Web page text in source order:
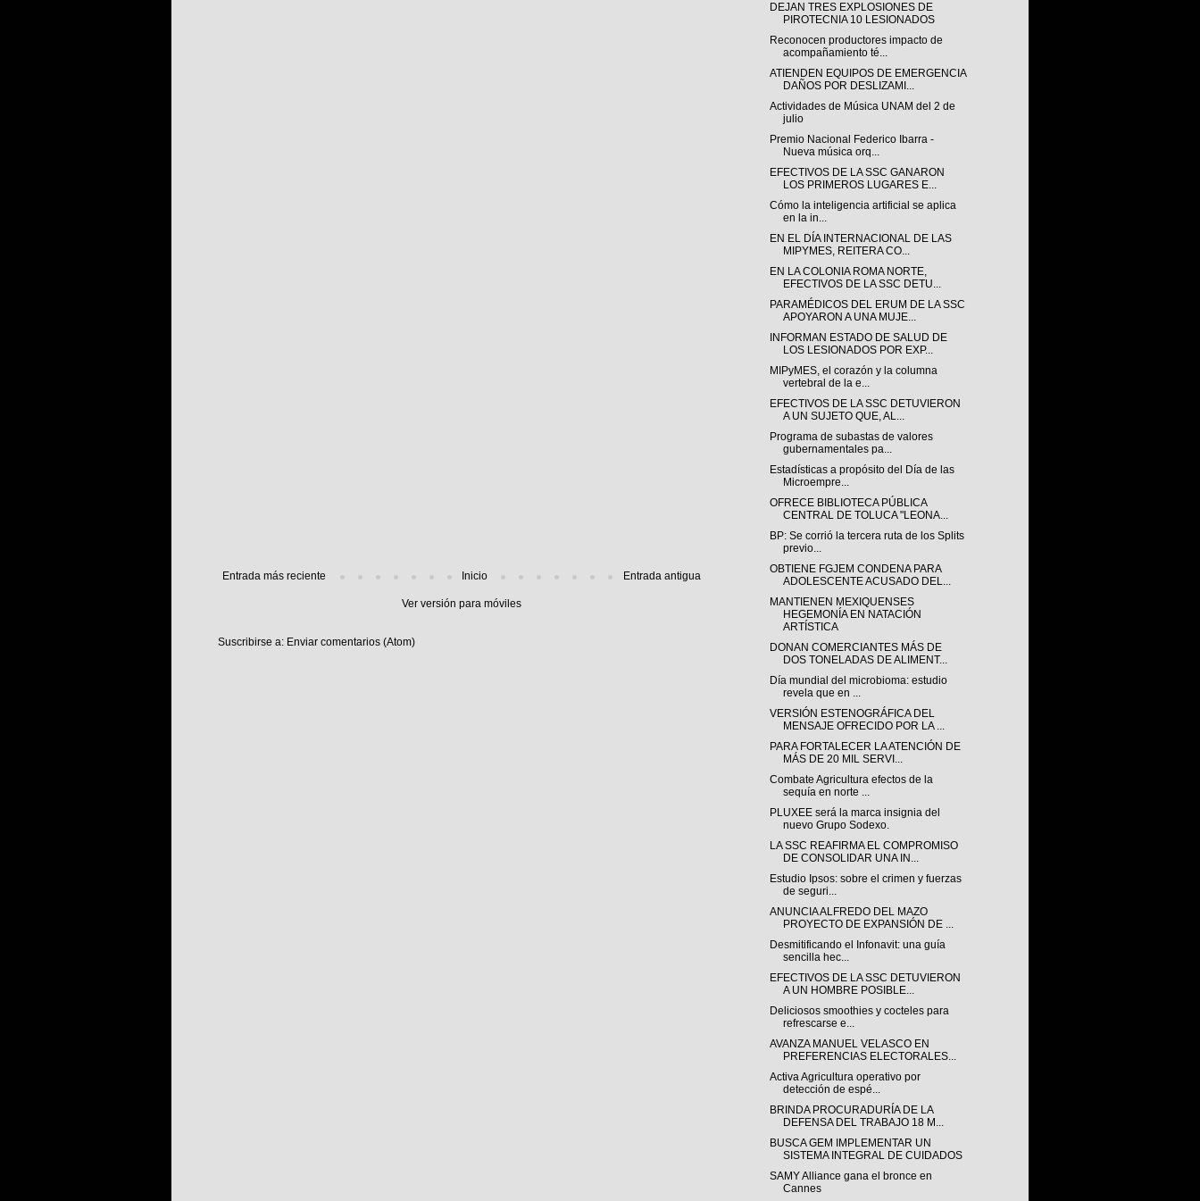
Entrada más reciente Entrada antigua
Inicio
Ver versión para móviles
Suscribirse a: Enviar comentarios (Atom)
DEJAN TRES EXPLOSIONES DE
PIROTECNIA 10 LESIONADOS
Reconocen productores impacto de
acompañamiento té...
ATIENDEN EQUIPOS DE EMERGENCIA
DAÑOS POR DESLIZAMI...
Actividades de Música UNAM del 2 de
julio
Premio Nacional Federico Ibarra -
Nueva música orq...
EFECTIVOS DE LA SSC GANARON
LOS PRIMEROS LUGARES E...
Cómo la inteligencia artificial se aplica
en la in...
EN EL DÍA INTERNACIONAL DE LAS
MIPYMES, REITERA CO...
EN LA COLONIA ROMA NORTE,
EFECTIVOS DE LA SSC DETU...
PARAMÉDICOS DEL ERUM DE LA SSC
APOYARON A UNA MUJE...
INFORMAN ESTADO DE SALUD DE
LOS LESIONADOS POR EXP...
MIPyMES, el corazón y la columna
vertebral de la e...
EFECTIVOS DE LA SSC DETUVIERON
A UN SUJETO QUE, AL...
Programa de subastas de valores
gubernamentales pa...
Estadísticas a propósito del Día de las
Microempre...
OFRECE BIBLIOTECA PÚBLICA
CENTRAL DE TOLUCA "LEONA...
BP: Se corrió la tercera ruta de los Splits
previo...
OBTIENE FGJEM CONDENA PARA
ADOLESCENTE ACUSADO DEL...
MANTIENEN MEXIQUENSES
HEGEMONÍA EN NATACIÓN
ARTÍSTICA
DONAN COMERCIANTES MÁS DE
DOS TONELADAS DE ALIMENT...
Día mundial del microbioma: estudio
revela que en ...
VERSIÓN ESTENOGRÁFICA DEL
MENSAJE OFRECIDO POR LA ...
PARA FORTALECER LA ATENCIÓN DE
MÁS DE 20 MIL SERVI...
Combate Agricultura efectos de la
sequía en norte ...
PLUXEE será la marca insignia del
nuevo Grupo Sodexo.
LA SSC REAFIRMA EL COMPROMISO
DE CONSOLIDAR UNA IN...
Estudio Ipsos: sobre el crimen y fuerzas
de seguri...
ANUNCIA ALFREDO DEL MAZO
PROYECTO DE EXPANSIÓN DE ...
Desmitificando el Infonavit: una guía
sencilla hec...
EFECTIVOS DE LA SSC DETUVIERON
A UN HOMBRE POSIBLE...
Deliciosos smoothies y cocteles para
refrescarse e...
AVANZA MANUEL VELASCO EN
PREFERENCIAS ELECTORALES...
Activa Agricultura operativo por
detección de espé...
BRINDA PROCURADURÍA DE LA
DEFENSA DEL TRABAJO 18 M...
BUSCA GEM IMPLEMENTAR UN
SISTEMA INTEGRAL DE CUIDADOS
SAMY Alliance gana el bronce en
Cannes